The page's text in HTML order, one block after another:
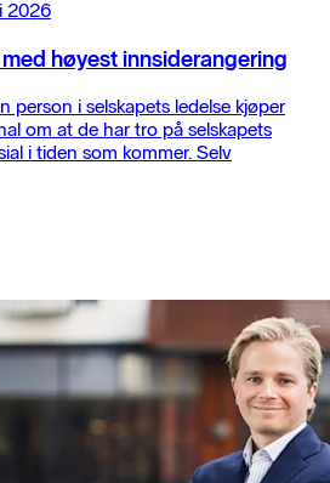
2026
høyest innsiderangering
person i selskapets ledelse kjøper
om at de har tro på selskapets
i tiden som kommer. Selv